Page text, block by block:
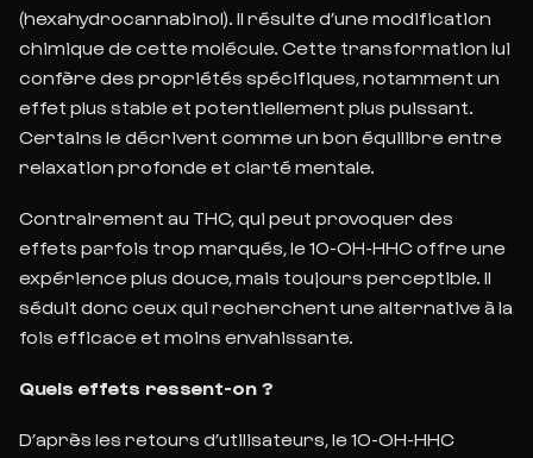
(hexahydrocannabinol). Il résulte d’une modification
chimique de cette molécule. Cette transformation lui
confère des propriétés spécifiques, notamment un
effet plus stable et potentiellement plus puissant.
Certains le décrivent comme un bon équilibre entre
relaxation profonde et clarté mentale.
Contrairement au THC, qui peut provoquer des
effets parfois trop marqués, le 10-OH-HHC offre une
expérience plus douce, mais toujours perceptible. Il
séduit donc ceux qui recherchent une alternative à la
fois efficace et moins envahissante.
Quels effets ressent-on ?
D’après les retours d’utilisateurs, le 10-OH-HHC